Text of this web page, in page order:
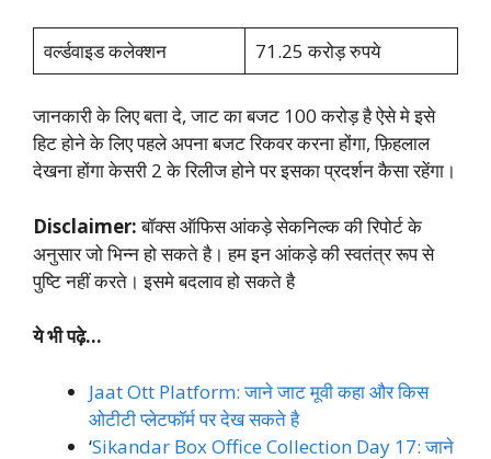
वर्ल्डवाइड कलेक्शन 71.25 करोड़ रुपये
जानकारी के लिए बता दे, जाट का बजट 100 करोड़ है ऐसे मे इसे
हिट होने के लिए पहले अपना बजट रिकवर करना होंगा, फ़िहलाल
देखना होंगा केसरी 2 के रिलीज होने पर इसका प्रदर्शन कैसा रहेंगा।
Disclaimer:बॉक्स ऑफिस आंकड़े सेकनिल्क की रिपोर्ट के
अनुसार जो भिन्न हो सकते है। हम इन आंकड़े की स्वतंत्र रूप से
पुष्टि नहीं करते। इसमे बदलाव हो सकते है
ये भी पढ़े…
Jaat Ott Platform: जाने जाट मूवी कहा और किस
ओटीटी प्लेटफॉर्म पर देख सकते है
‘Sikandar Box Office Collection Day 17: जाने